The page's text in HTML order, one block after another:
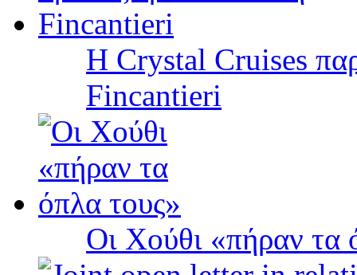
Η Crystal Cruises
Fincantieri
Οι Χούθι «πήραν τα